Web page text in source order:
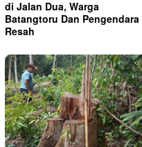
di Jalan Dua, Warga
Batangtoru Dan Pengendara
Resah